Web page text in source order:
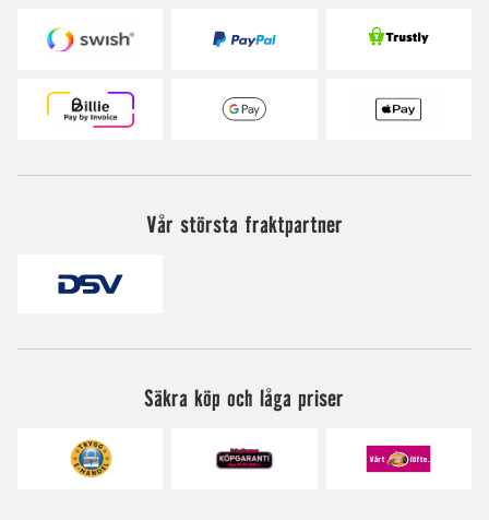
Vår största fraktpartner
Säkra köp och låga priser